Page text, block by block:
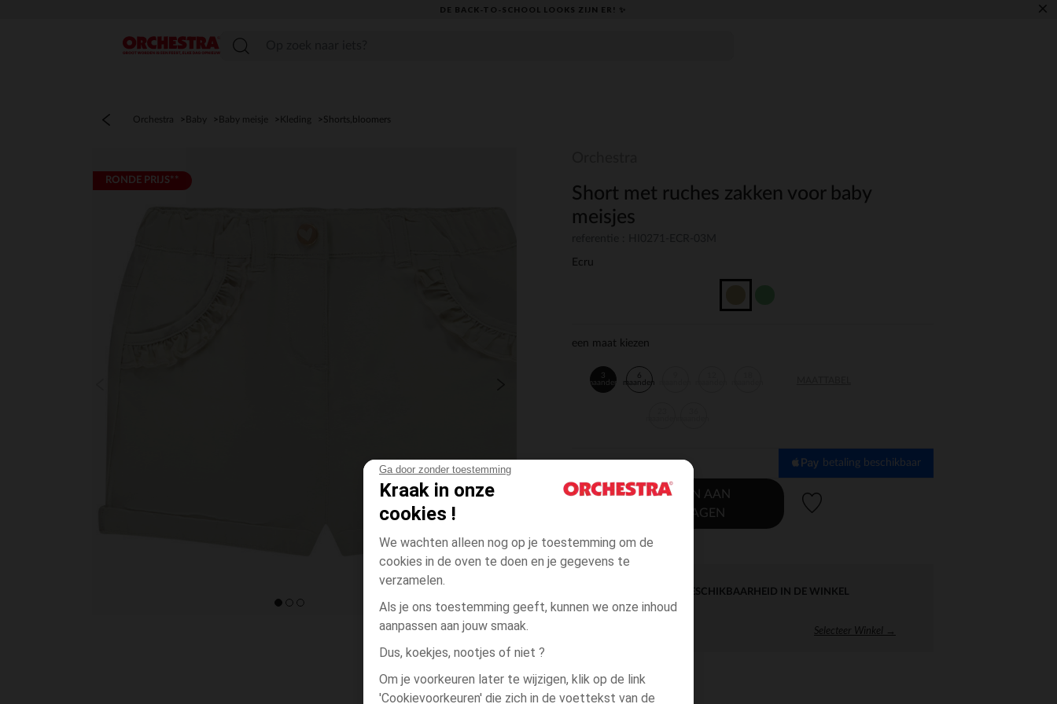
Ga door zonder toestemming
Kraak in onze
cookies !
We wachten alleen nog op je toestemming om de
cookies in de oven te doen en je gegevens te
verzamelen.
Als je ons toestemming geeft, kunnen we onze inhoud
aanpassen aan jouw smaak.
Dus, koekjes, nootjes of niet ?
Om je voorkeuren later te wijzigen, klik op de link
'Cookievoorkeuren' die zich in de voettekst van de
DE BACK-TO-SCHOOL LOOKS ZIJN ER! ✨ ×
menu
Orchestra Baby Baby meisje Kleding Shorts,bloomers
RONDE PRIJS**
Short met ruches zakken voor baby
meisjes
Ecru
een maat kiezen
3
maanden
6
maanden
betaling beschikbaar
TOEVOEGEN AAN
WINKELWAGEN
DIRECTE BESCHIKBAARHEID IN DE WINKEL
Selecteer Winkel →